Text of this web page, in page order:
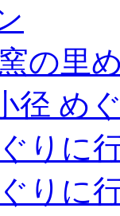
の里
径 め
りに
りに